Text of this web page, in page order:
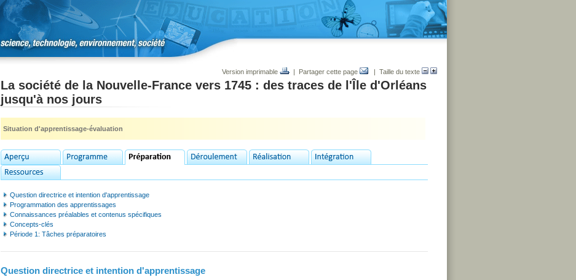
Version imprimable | Partager cette page | Taille du texte
La société de la Nouvelle-France vers 1745 : des traces de l'Île d'Orléans
jusqu'à nos jours
Situation d'apprentissage-évaluation
Question directrice et intention d'apprentissage
Programmation des apprentissages
Connaissances préalables et contenus spécifiques
Concepts-clés
Période 1: Tâches préparatoires
Question directrice et intention d'apprentissage